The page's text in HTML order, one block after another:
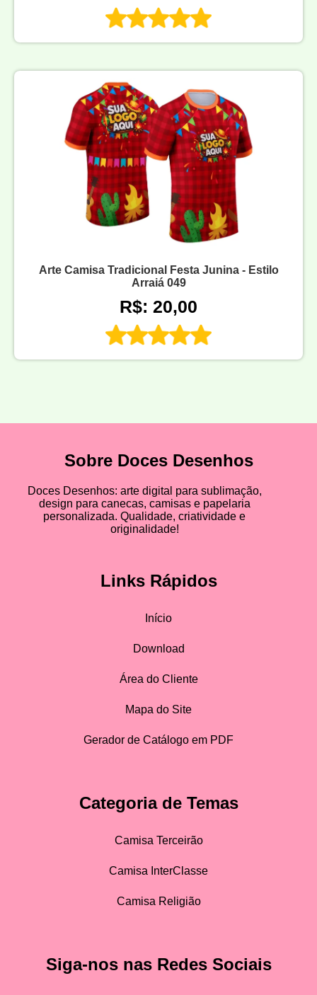
Arte Camisa Tradicional Festa Junina - Estilo
Arraiá 049
R$: 20,00
Sobre Doces Desenhos
Doces Desenhos: arte digital para sublimação,
design para canecas, camisas e papelaria
personalizada. Qualidade, criatividade e
originalidade!
Links Rápidos
Início
Download
Área do Cliente
Mapa do Site
Gerador de Catálogo em PDF
Categoria de Temas
Camisa Terceirão
Camisa InterClasse
Camisa Religião
Siga-nos nas Redes Sociais